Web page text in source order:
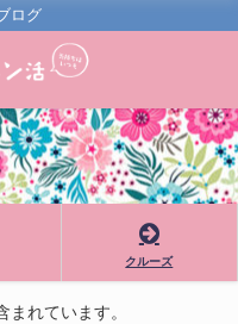
ログ
クルーズ
れています。